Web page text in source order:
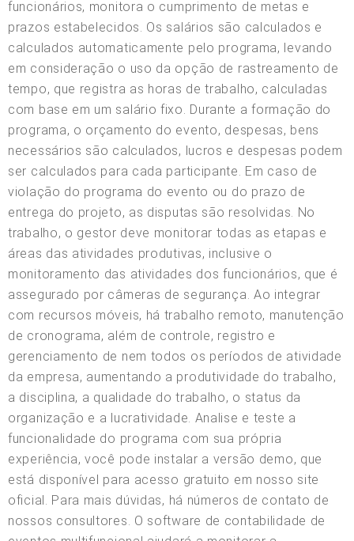
funcionários, monitora o cumprimento de metas e
prazos estabelecidos. Os salários são calculados e
calculados automaticamente pelo programa, levando
em consideração o uso da opção de rastreamento de
tempo, que registra as horas de trabalho, calculadas
com base em um salário fixo. Durante a formação do
programa, o orçamento do evento, despesas, bens
necessários são calculados, lucros e despesas podem
ser calculados para cada participante. Em caso de
violação do programa do evento ou do prazo de
entrega do projeto, as disputas são resolvidas. No
trabalho, o gestor deve monitorar todas as etapas e
áreas das atividades produtivas, inclusive o
monitoramento das atividades dos funcionários, que é
assegurado por câmeras de segurança. Ao integrar
com recursos móveis, há trabalho remoto, manutenção
de cronograma, além de controle, registro e
gerenciamento de nem todos os períodos de atividade
da empresa, aumentando a produtividade do trabalho,
a disciplina, a qualidade do trabalho, o status da
organização e a lucratividade. Analise e teste a
funcionalidade do programa com sua própria
experiência, você pode instalar a versão demo, que
está disponível para acesso gratuito em nosso site
oficial. Para mais dúvidas, há números de contato de
nossos consultores. O software de contabilidade de